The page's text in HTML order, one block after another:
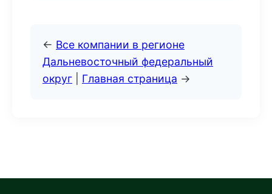
← Все компании в регионе
Дальневосточный федеральный
округ
Главная страница →